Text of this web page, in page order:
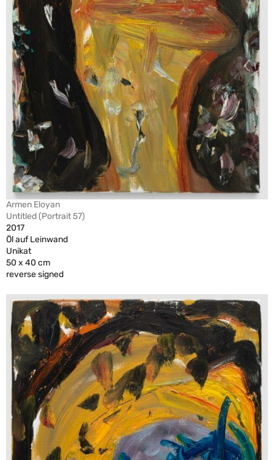
Armen Eloyan
Untitled (Portrait 57)
2017
Öl auf Leinwand
Unikat
50 x 40 cm
reverse signed